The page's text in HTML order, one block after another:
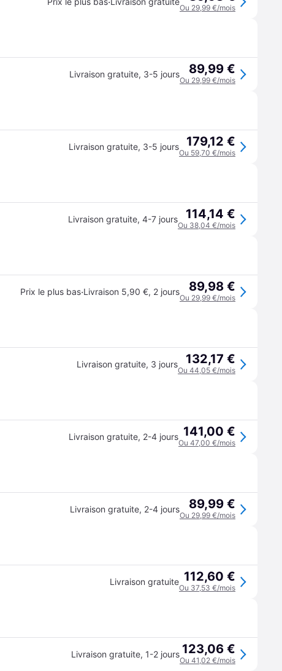
Ou 29,99 €/mois
Livraison gratuite, 3-5 jours 89,99 €
Ou 29,99 €/mois
Livraison gratuite, 3-5 jours 179,12 €
Ou 59,70 €/mois
Livraison gratuite, 4-7 jours 114,14 €
Ou 38,04 €/mois
Prix le plus bas·Livraison 5,90 €, 2 jours 89,98 €
Ou 29,99 €/mois
Livraison gratuite, 3 jours 132,17 €
Ou 44,05 €/mois
Livraison gratuite, 2-4 jours 141,00 €
Ou 47,00 €/mois
Livraison gratuite, 2-4 jours 89,99 €
Ou 29,99 €/mois
Livraison gratuite 112,60 €
Ou 37,53 €/mois
Livraison gratuite, 1-2 jours 123,06 €
Ou 41,02 €/mois